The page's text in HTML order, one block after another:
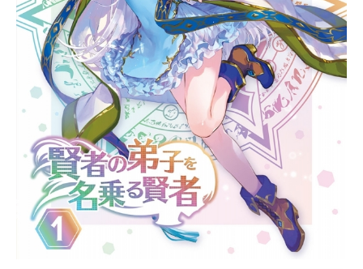
背中を押され、ようやく駅前に⾒つ
けたポールダンス教室の扉を開けた
のだった。しかし、室内は活気が無
く、美しいショーをしていた時とは
別⼈でやさぐれた様⼦の講師、アズ
ミがいた。「え︖ポールダンスをや
りたい︖残念ね、もうここ閉めるこ
とになったの」ようやく⾒つけた希
望を失い、残念そうなヒナノとリリ
ア。その寂しそうな顔を⾒て、アズ
ミはついつい、「…⽣徒を４⼈集め
られたら、⽉謝で家賃が払えるから
再開してもいいわよ」と⾔ってしま
うのだった。ヒナノとリリアはさ